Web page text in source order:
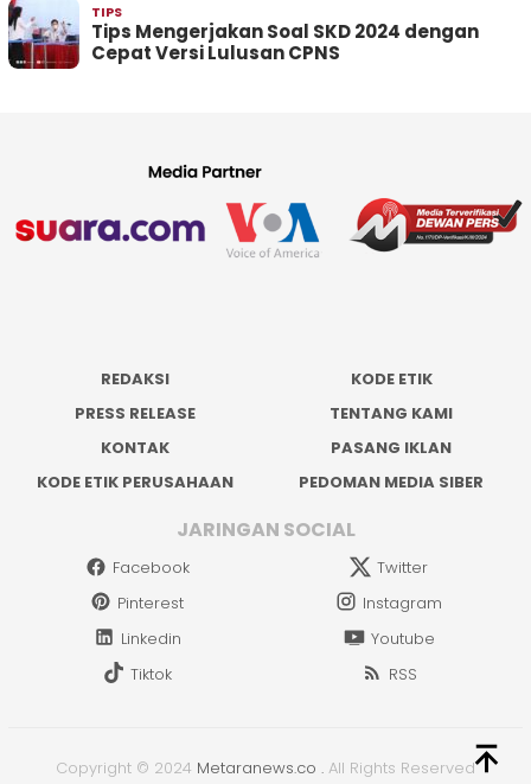
TIPS
Tips Mengerjakan Soal SKD 2024 dengan
Cepat Versi Lulusan CPNS
REDAKSI
KODE ETIK
PRESS RELEASE
TENTANG KAMI
KONTAK
PASANG IKLAN
KODE ETIK PERUSAHAAN
PEDOMAN MEDIA SIBER
JARINGAN SOCIAL
Facebook
Twitter
Pinterest
Instagram
Linkedin
Youtube
Tiktok
RSS
Copyright © 2024 Metaranews.co . All Rights Reserved